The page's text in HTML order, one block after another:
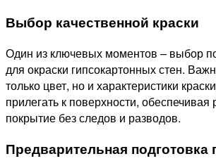
Выбор качественной краски
Один из ключевых моментов – выбор
для окраски гипсокартонных стен.
только цвет, но и характеристики
прилегать к поверхности,
покрытие без следов и разводов.
Предварительная подготовка